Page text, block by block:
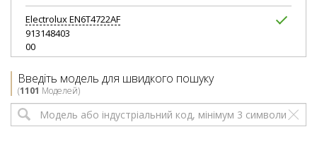
ElectroluxEN6T4722AF
913148403
00
Electrolux
913138503
00
ElectroluxEW2T25262P
Введіть модель для швидкого пошуку
(1101 Моделей)